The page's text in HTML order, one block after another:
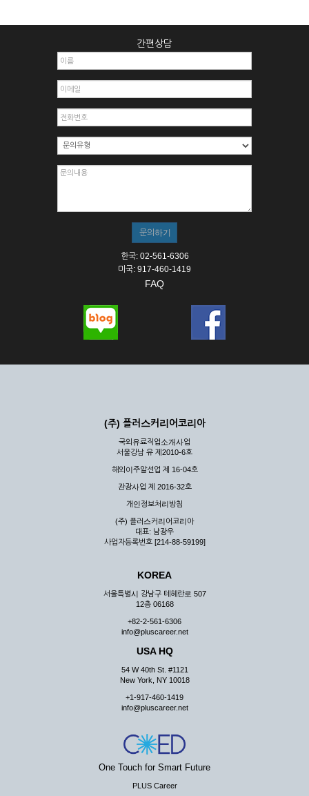
간편상담
한국: 02-561-6306
미국: 917-460-1419
FAQ
(주) 플러스커리어코리아
국외유료직업소개사업
서울강남 유 제2010-6호
해외이주알선업 제 16-04호
관광사업 제 2016-32호
개인정보처리방침
(주) 플러스커리어코리아
대표: 남광우
사업자등록번호 [214-88-59199]
KOREA
서울특별시 강남구 테헤란로 507
12층 06168
+82-2-561-6306
info@pluscareer.net
USA HQ
54 W 40th St. #1121
New York, NY 10018
+1-917-460-1419
info@pluscareer.net
One Touch for Smart Future
PLUS Career